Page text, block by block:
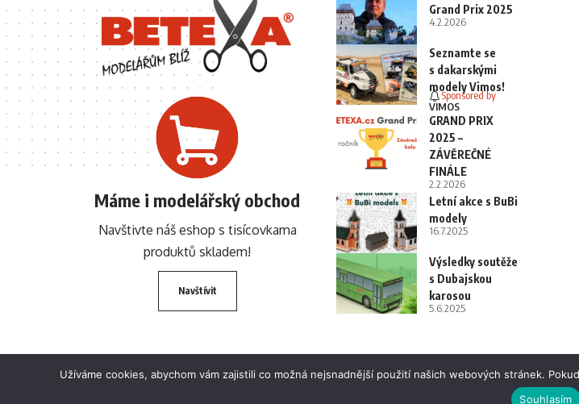
Máme i modelářský obchod
Navštivte náš eshop s tisícovkama
produktů skladem!
Navštívit
Grand Prix 2025
4.2.2026
Seznamte se
s dakarskými
modely Vimos!
Sponsored by
VIMOS
GRAND PRIX
2025 –
ZÁVĚREČNÉ
FINÁLE
2.2.2026
Letní akce s BuBi
modely
16.7.2025
Výsledky soutěže
s Dubajskou
karosou
5.6.2025
Užíváme cookies, abychom vám zajistili co možná nejsnadnější použití našich webových stránek.
Souhlasím